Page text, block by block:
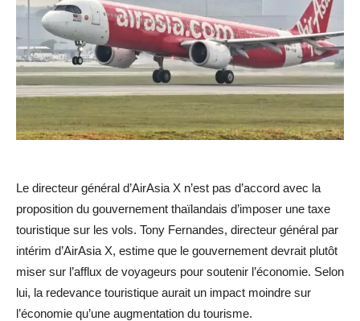
Le directeur général d’AirAsia X n’est pas d’accord avec la
proposition du gouvernement thaïlandais d’imposer une taxe
touristique sur les vols. Tony Fernandes, directeur général par
intérim d’AirAsia X, estime que le gouvernement devrait plutôt
miser sur l’afflux de voyageurs pour soutenir l’économie. Selon
lui, la redevance touristique aurait un impact moindre sur
l’économie qu’une augmentation du tourisme.